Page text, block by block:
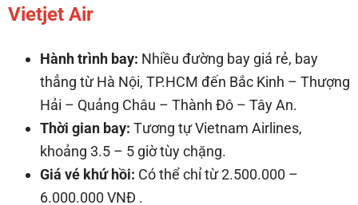
Vietjet Air
Hành trình bay: Nhiều đường bay giá rẻ, bay
thẳng từ Hà Nội, TP.HCM đến Bắc Kinh – Thượng
Hải – Quảng Châu – Thành Đô – Tây An.
Thời gian bay: Tương tự Vietnam Airlines,
khoảng 3.5 – 5 giờ tùy chặng.
Giá vé khứ hồi: Có thể chỉ từ 2.500.000 –
6.000.000 VNĐ .